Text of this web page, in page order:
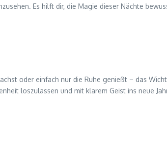
Es hilft dir, die Magie dieser Nächte
oder einfach nur die Ruhe genießt – das
loszulassen und mit klarem Geist ins neue